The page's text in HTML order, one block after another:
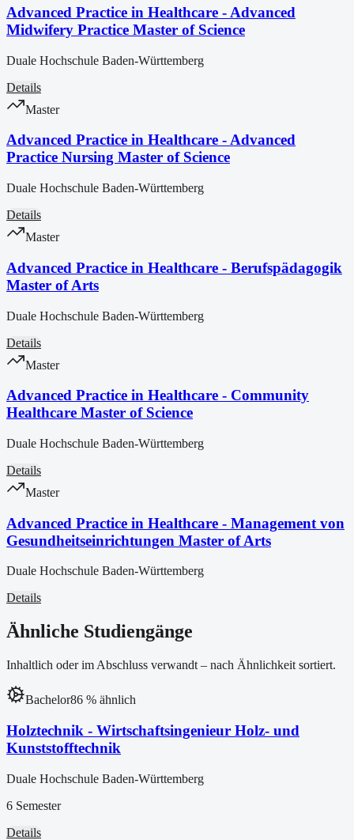
Advanced Practice in Healthcare - Advanced
Midwifery Practice Master of Science
Duale Hochschule Baden-Württemberg
Details
Master
Advanced Practice in Healthcare - Advanced
Practice Nursing Master of Science
Duale Hochschule Baden-Württemberg
Details
Master
Advanced Practice in Healthcare - Berufspädagogik
Master of Arts
Duale Hochschule Baden-Württemberg
Details
Master
Advanced Practice in Healthcare - Community
Healthcare Master of Science
Duale Hochschule Baden-Württemberg
Details
Master
Advanced Practice in Healthcare - Management von
Gesundheitseinrichtungen Master of Arts
Duale Hochschule Baden-Württemberg
Details
Ähnliche Studiengänge
Inhaltlich oder im Abschluss verwandt – nach Ähnlichkeit sortiert.
Bachelor86 % ähnlich
Holztechnik - Wirtschaftsingenieur Holz- und
Kunststofftechnik
Duale Hochschule Baden-Württemberg
6 Semester
Details